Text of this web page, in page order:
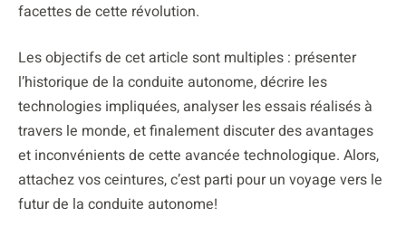
facettes de cette révolution.
Les objectifs de cet article sont multiples : présenter
l’historique de la conduite autonome, décrire les
technologies impliquées, analyser les essais réalisés à
travers le monde, et finalement discuter des avantages
et inconvénients de cette avancée technologique. Alors,
attachez vos ceintures, c’est parti pour un voyage vers le
futur de la conduite autonome!